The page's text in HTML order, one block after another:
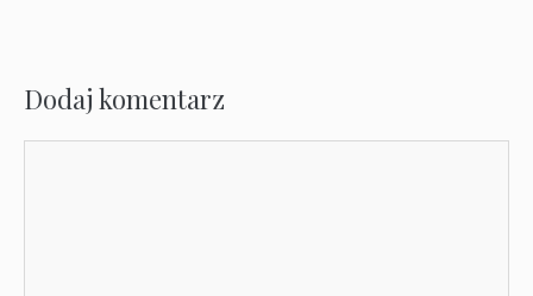
Dodaj komentarz